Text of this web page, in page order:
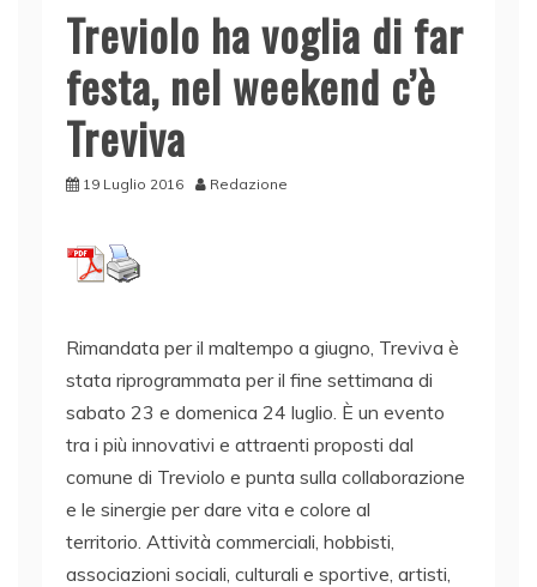
Treviolo ha voglia di far
festa, nel weekend c’è
Treviva
19 Luglio 2016 Redazione
Rimandata per il maltempo a giugno, Treviva è
stata riprogrammata per il fine settimana di
sabato 23 e domenica 24 luglio. È un evento
tra i più innovativi e attraenti proposti dal
comune di Treviolo e punta sulla collaborazione
e le sinergie per dare vita e colore al
territorio. Attività commerciali, hobbisti,
associazioni sociali, culturali e sportive, artisti,